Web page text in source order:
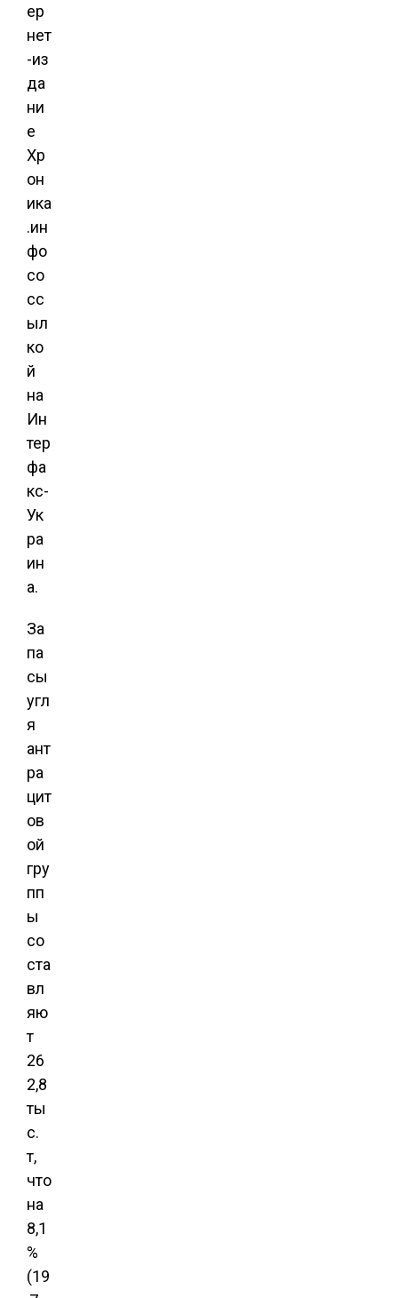
ер
нет
-из
да
ни
е
Хр
он
ика
.ин
фо
со
сс
ыл
ко
й
на
Ин
тер
фа
кс-
Ук
ра
ин
а.
За
па
сы
угл
я
ант
ра
цит
ов
ой
гру
пп
ы
со
ста
вл
яю
т
26
2,8
ты
с.
т,
что
на
8,1
%
(19